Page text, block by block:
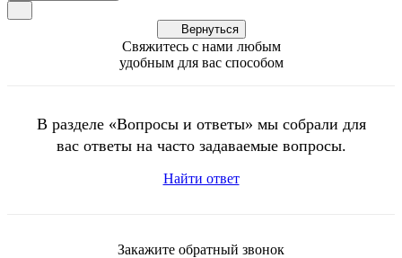
Вернуться
Свяжитесь с нами любым
удобным для вас способом
В разделе «Вопросы и ответы» мы собрали для
вас ответы на часто задаваемые вопросы.
Найти ответ
Закажите обратный звонок